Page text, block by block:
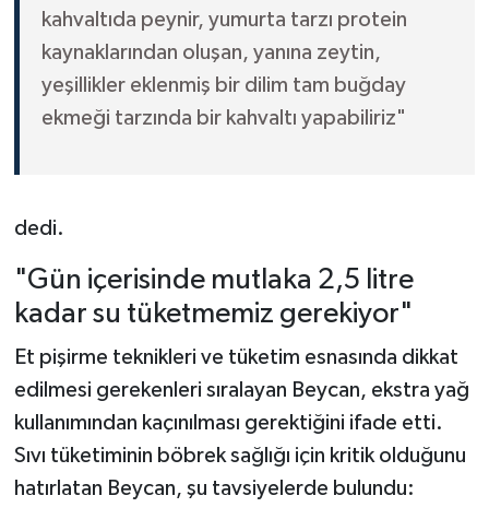
kahvaltıda peynir, yumurta tarzı protein
kaynaklarından oluşan, yanına zeytin,
yeşillikler eklenmiş bir dilim tam buğday
ekmeği tarzında bir kahvaltı yapabiliriz"
dedi.
"Gün içerisinde mutlaka 2,5 litre
kadar su tüketmemiz gerekiyor"
Et pişirme teknikleri ve tüketim esnasında dikkat
edilmesi gerekenleri sıralayan Beycan, ekstra yağ
kullanımından kaçınılması gerektiğini ifade etti.
Sıvı tüketiminin böbrek sağlığı için kritik olduğunu
hatırlatan Beycan, şu tavsiyelerde bulundu: